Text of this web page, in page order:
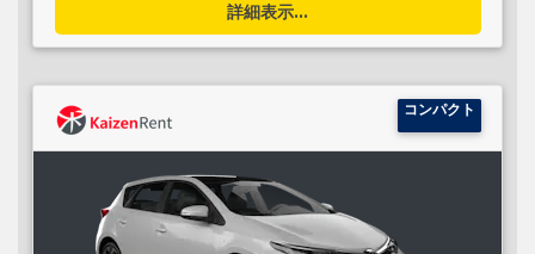
詳細表示...
コンパクト